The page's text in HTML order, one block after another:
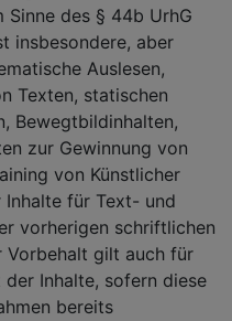
des § 44b UrhG
insbesondere, aber
Auslesen,
Texten, statischen
Bewegtbildinhalten,
zur Gewinnung von
von Künstlicher
Inhalte für Text- und
vorherigen schriftlichen
Vorbehalt gilt auch für
Inhalte, sofern diese
bereits